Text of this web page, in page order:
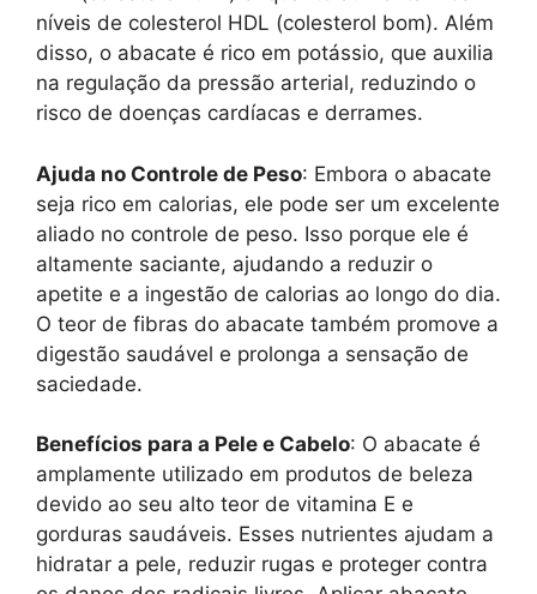
níveis de colesterol HDL (colesterol bom). Além
disso, o abacate é rico em potássio, que auxilia
na regulação da pressão arterial, reduzindo o
risco de doenças cardíacas e derrames.
Ajuda no Controle de Peso: Embora o abacate
seja rico em calorias, ele pode ser um excelente
aliado no controle de peso. Isso porque ele é
altamente saciante, ajudando a reduzir o
apetite e a ingestão de calorias ao longo do dia.
O teor de fibras do abacate também promove a
digestão saudável e prolonga a sensação de
saciedade.
Benefícios para a Pele e Cabelo: O abacate é
amplamente utilizado em produtos de beleza
devido ao seu alto teor de vitamina E e
gorduras saudáveis. Esses nutrientes ajudam a
hidratar a pele, reduzir rugas e proteger contra